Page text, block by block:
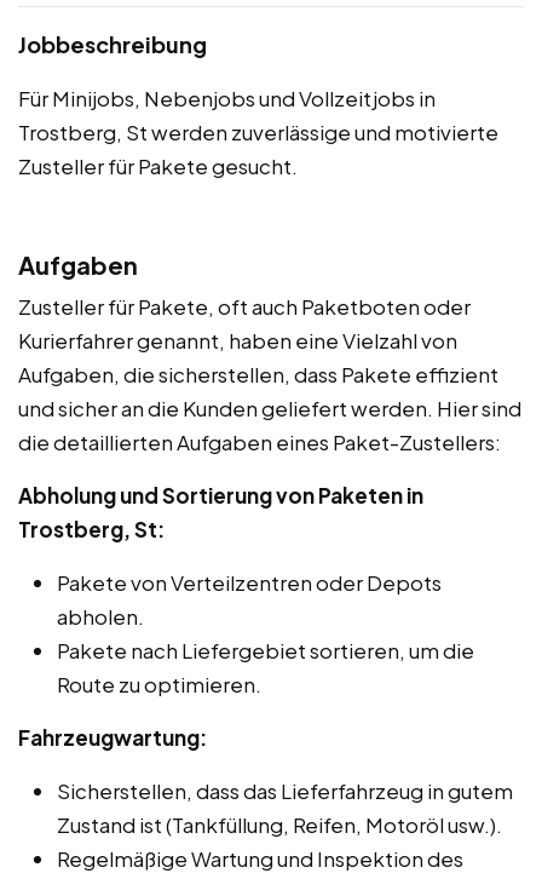
Jobbeschreibung
Für Minijobs, Nebenjobs und Vollzeitjobs in
Trostberg, St werden zuverlässige und motivierte
Zusteller für Pakete gesucht.
Aufgaben
Zusteller für Pakete, oft auch Paketboten oder
Kurierfahrer genannt, haben eine Vielzahl von
Aufgaben, die sicherstellen, dass Pakete effizient
und sicher an die Kunden geliefert werden. Hier sind
die detaillierten Aufgaben eines Paket-Zustellers:
Abholung und Sortierung von Paketen in
Trostberg, St:
Pakete von Verteilzentren oder Depots
abholen.
Pakete nach Liefergebiet sortieren, um die
Route zu optimieren.
Fahrzeugwartung:
Sicherstellen, dass das Lieferfahrzeug in gutem
Zustand ist (Tankfüllung, Reifen, Motoröl usw.).
Regelmäßige Wartung und Inspektion des